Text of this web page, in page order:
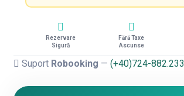
Rezervare
Sigură
Fără Taxe
Ascunse
Suport Robooking —(+40)724-882.233